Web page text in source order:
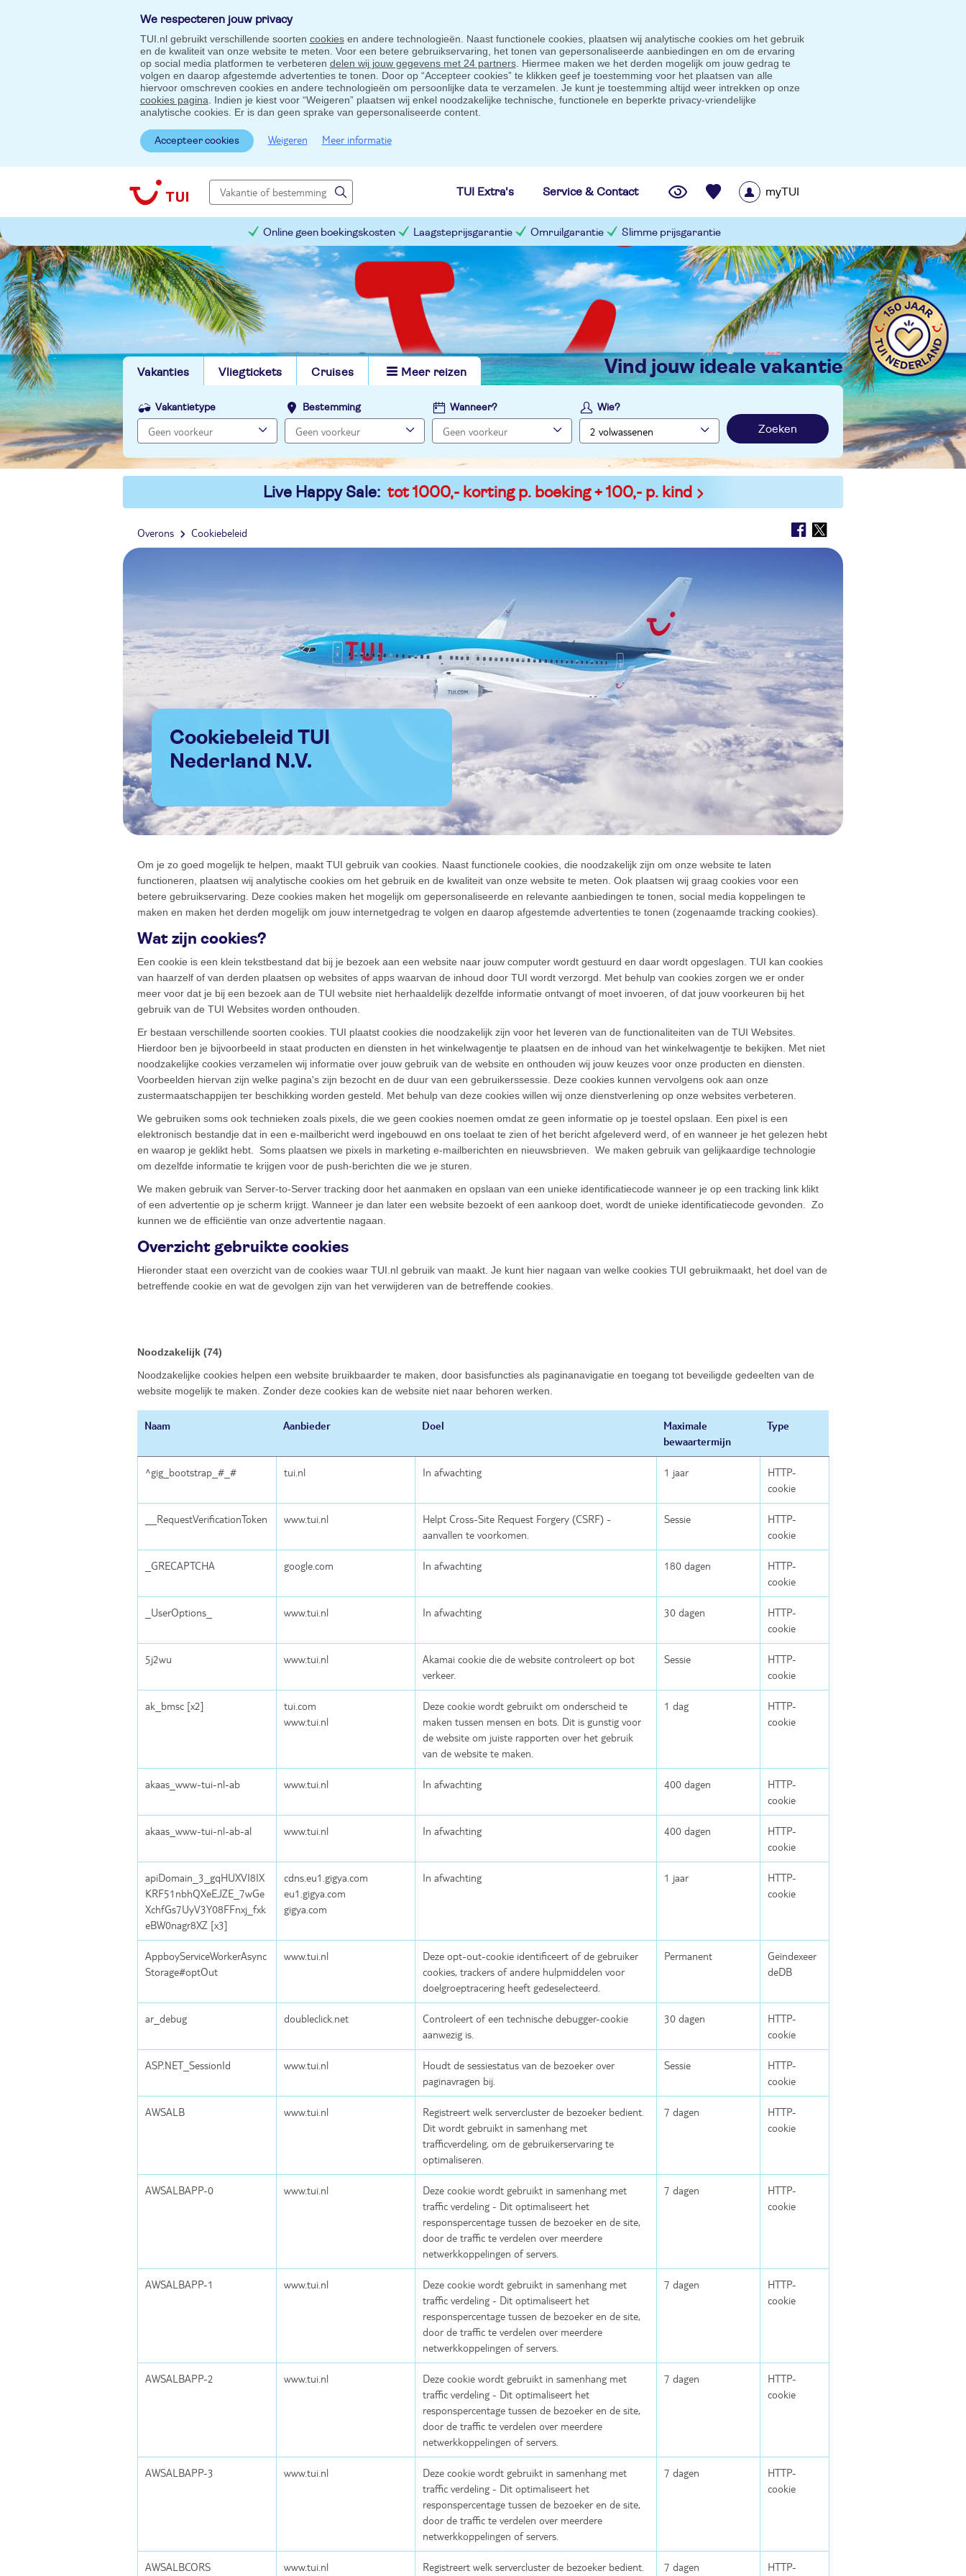
We respecteren jouw privacy
TUI.nl gebruikt verschillende soorten cookiesen andere technologieën. Naast functionele cookies, plaatsen wij analytische cookies om het gebruik
en de kwaliteit van onze website te meten. Voor een betere gebruikservaring, het tonen van gepersonaliseerde aanbiedingen en om de ervaring
op social media platformen te verbeteren delen wij jouw gegevens met 24 partners. Hiermee maken we het derden mogelijk om jouw gedrag te
volgen en daarop afgestemde advertenties te tonen. Door op “Accepteer cookies” te klikken geef je toestemming voor het plaatsen van alle
hiervoor omschreven cookies en andere technologieën om persoonlijke data te verzamelen. Je kunt je toestemming altijd weer intrekken op onze
cookies pagina . Indien je kiest voor “Weigeren” plaatsen wij enkel noodzakelijke technische, functionele en beperkte privacy-vriendelijke
analytische cookies. Er is dan geen sprake van gepersonaliseerde content.
Accepteer cookies Weigeren Meer informatie
TUI Extra's Service & Contact myTUI
Online geen boekingskosten Laagsteprijsgarantie Omruilgarantie Slimme prijsgarantie
Vakanties Vliegtickets Cruises Meer reizen vind jouw ideale vakantie
Vakantietype Bestemming Wanneer? Wie?
Zoeken
Live Happy Sale: tot 1000,- korting p. boeking + 100,- p. kind
Overons Cookiebeleid
Cookiebeleid TUI
Nederland N.V.
Om je zo goed mogelijk te helpen, maakt TUI gebruik van cookies. Naast functionele cookies, die noodzakelijk zijn om onze website te laten
functioneren, plaatsen wij analytische cookies om het gebruik en de kwaliteit van onze website te meten. Ook plaatsen wij graag cookies voor een
betere gebruikservaring. Deze cookies maken het mogelijk om gepersonaliseerde en relevante aanbiedingen te tonen, social media koppelingen te
maken en maken het derden mogelijk om jouw internetgedrag te volgen en daarop afgestemde advertenties te tonen (zogenaamde tracking cookies).
Wat zijn cookies?
Een cookie is een klein tekstbestand dat bij je bezoek aan een website naar jouw computer wordt gestuurd en daar wordt opgeslagen. TUI kan cookies
van haarzelf of van derden plaatsen op websites of apps waarvan de inhoud door TUI wordt verzorgd. Met behulp van cookies zorgen we er onder
meer voor dat je bij een bezoek aan de TUI website niet herhaaldelijk dezelfde informatie ontvangt of moet invoeren, of dat jouw voorkeuren bij het
gebruik van de TUI Websites worden onthouden.
Er bestaan verschillende soorten cookies. TUI plaatst cookies die noodzakelijk zijn voor het leveren van de functionaliteiten van de TUI Websites.
Hierdoor ben je bijvoorbeeld in staat producten en diensten in het winkelwagentje te plaatsen en de inhoud van het winkelwagentje te bekijken. Met niet
noodzakelijke cookies verzamelen wij informatie over jouw gebruik van de website en onthouden wij jouw keuzes voor onze producten en diensten.
Voorbeelden hiervan zijn welke pagina's zijn bezocht en de duur van een gebruikerssessie. Deze cookies kunnen vervolgens ook aan onze
zustermaatschappijen ter beschikking worden gesteld. Met behulp van deze cookies willen wij onze dienstverlening op onze websites verbeteren.
We gebruiken soms ook technieken zoals pixels, die we geen cookies noemen omdat ze geen informatie op je toestel opslaan. Een pixel is een
elektronisch bestandje dat in een e-mailbericht werd ingebouwd en ons toelaat te zien of het bericht afgeleverd werd, of en wanneer je het gelezen hebt
en waarop je geklikt hebt. Soms plaatsen we pixels in marketing e-mailberichten en nieuwsbrieven. We maken gebruik van gelijkaardige technologie
om dezelfde informatie te krijgen voor de push-berichten die we je sturen.
We maken gebruik van Server-to-Server tracking door het aanmaken en opslaan van een unieke identificatiecode wanneer je op een tracking link klikt
of een advertentie op je scherm krijgt. Wanneer je dan later een website bezoekt of een aankoop doet, wordt de unieke identificatiecode gevonden. Zo
kunnen we de efficiëntie van onze advertentie nagaan.
Overzicht gebruikte cookies
Hieronder staat een overzicht van de cookies waar TUI.nl gebruik van maakt. Je kunt hier nagaan van welke cookies TUI gebruikmaakt, het doel van de
betreffende cookie en wat de gevolgen zijn van het verwijderen van de betreffende cookies.
Noodzakelijk (74)
Noodzakelijke cookies helpen een website bruikbaarder te maken, door basisfuncties als paginanavigatie en toegang tot beveiligde gedeelten van de
website mogelijk te maken. Zonder deze cookies kan de website niet naar behoren werken.
Naam Aanbieder Doel
Maximale
bewaartermijn
Type
^gig_bootstrap_#_# tui.nl In afwachting 1 jaar
HTTP-
cookie
__RequestVerificationToken www.tui.nl
Helpt Cross-Site Request Forgery (CSRF) -
aanvallen te voorkomen.
Sessie
HTTP-
cookie
_GRECAPTCHA google.com In afwachting 180 dagen
HTTP-
cookie
_UserOptions_ www.tui.nl In afwachting 30 dagen
HTTP-
cookie
5j2wu www.tui.nl
Akamai cookie die de website controleert op bot
verkeer.
Sessie
HTTP-
cookie
ak_bmsc [x2]
tui.com
www.tui.nl
Deze cookie wordt gebruikt om onderscheid te
maken tussen mensen en bots. Dit is gunstig voor
de website om juiste rapporten over het gebruik
van de website te maken.
1 dag
HTTP-
cookie
akaas_www-tui-nl-ab www.tui.nl In afwachting 400 dagen
HTTP-
cookie
akaas_www-tui-nl-ab-al www.tui.nl In afwachting 400 dagen
HTTP-
cookie
apiDomain_3_gqHUXVI8IX
KRF51nbhQXeEJZE_7wGe
XchfGs7UyV3Y08FFnxj_fxk
eBW0nagr8XZ [x3]
cdns.eu1.gigya.com
eu1.gigya.com
gigya.com
In afwachting 1 jaar
HTTP-
cookie
AppboyServiceWorkerAsync
Storage#optOut
www.tui.nl
Deze opt-out-cookie identificeert of de gebruiker
cookies, trackers of andere hulpmiddelen voor
doelgroeptracering heeft gedeselecteerd.
Permanent
Geïndexeer
deDB
ar_debug doubleclick.net
Controleert of een technische debugger-cookie
aanwezig is.
30 dagen
HTTP-
cookie
ASP.NET_SessionId www.tui.nl
Houdt de sessiestatus van de bezoeker over
paginavragen bij.
Sessie
HTTP-
cookie
AWSALB www.tui.nl
Registreert welk servercluster de bezoeker bedient.
Dit wordt gebruikt in samenhang met
trafficverdeling, om de gebruikerservaring te
optimaliseren.
7 dagen
HTTP-
cookie
AWSALBAPP-0 www.tui.nl
Deze cookie wordt gebruikt in samenhang met
traffic verdeling - Dit optimaliseert het
responspercentage tussen de bezoeker en de site,
door de traffic te verdelen over meerdere
netwerkkoppelingen of servers.
7 dagen
HTTP-
cookie
AWSALBAPP-1 www.tui.nl
Deze cookie wordt gebruikt in samenhang met
traffic verdeling - Dit optimaliseert het
responspercentage tussen de bezoeker en de site,
door de traffic te verdelen over meerdere
netwerkkoppelingen of servers.
7 dagen
HTTP-
cookie
AWSALBAPP-2 www.tui.nl
Deze cookie wordt gebruikt in samenhang met
traffic verdeling - Dit optimaliseert het
responspercentage tussen de bezoeker en de site,
door de traffic te verdelen over meerdere
netwerkkoppelingen of servers.
7 dagen
HTTP-
cookie
AWSALBAPP-3 www.tui.nl
Deze cookie wordt gebruikt in samenhang met
traffic verdeling - Dit optimaliseert het
responspercentage tussen de bezoeker en de site,
door de traffic te verdelen over meerdere
netwerkkoppelingen of servers.
7 dagen
HTTP-
cookie
AWSALBCORS www.tui.nl Registreert welk servercluster de bezoeker bedient. 7 dagen HTTP-